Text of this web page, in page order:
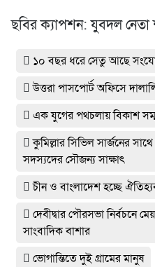
ছবির ক্যাপশন: যুবদল নেতা
১০ বছর ধরে সেতু আছে
উত্তরা পাসপোর্ট অফিসে
এক যুগের পথচলায় বিকাশ
কুমিল্লার সিভিল সার্জনের
সদস্যদের সৌজন্য সাক্ষাৎ
চীন ও বাংলাদেশ হচ্ছে
দেবীদ্বার পৌরসভা নির্বচনে
সাংবাদিক বাশার
ভোগান্তিতে দুই গ্রামের মানুষ